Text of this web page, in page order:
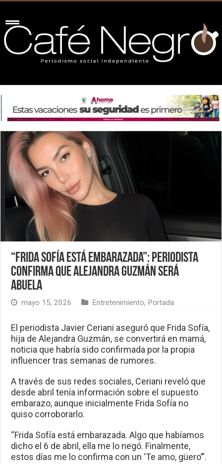
“Frida Sofía está embarazada”: Periodista
confirma que Alejandra Guzmán será
abuela
mayo 15, 2026 Entretenimiento, Portada
El periodista Javier Ceriani aseguró que Frida Sofía,
hija de Alejandra Guzmán, se convertirá en mamá,
noticia que habría sido confirmada por la propia
influencer tras semanas de rumores.
A través de sus redes sociales, Ceriani reveló que
desde abril tenía información sobre el supuesto
embarazo, aunque inicialmente Frida Sofía no
quiso corroborarlo.
“Frida Sofía está embarazada. Algo que habíamos
dicho el 6 de abril, ella me lo negó. Finalmente,
estos días me lo confirma con un ‘Te amo, güero’”.